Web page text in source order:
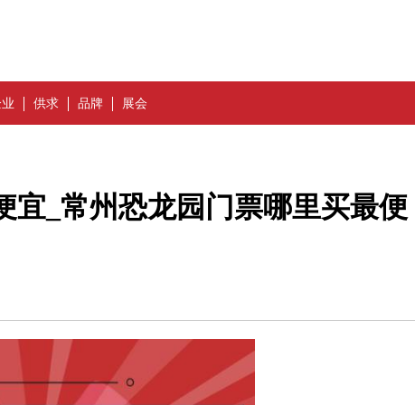
供求 品牌 展会
宜_常州恐龙园门票哪里买最便